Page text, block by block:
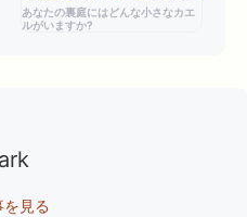
あなたの裏庭にはどんな小さなカエ
ルがいますか?
見る